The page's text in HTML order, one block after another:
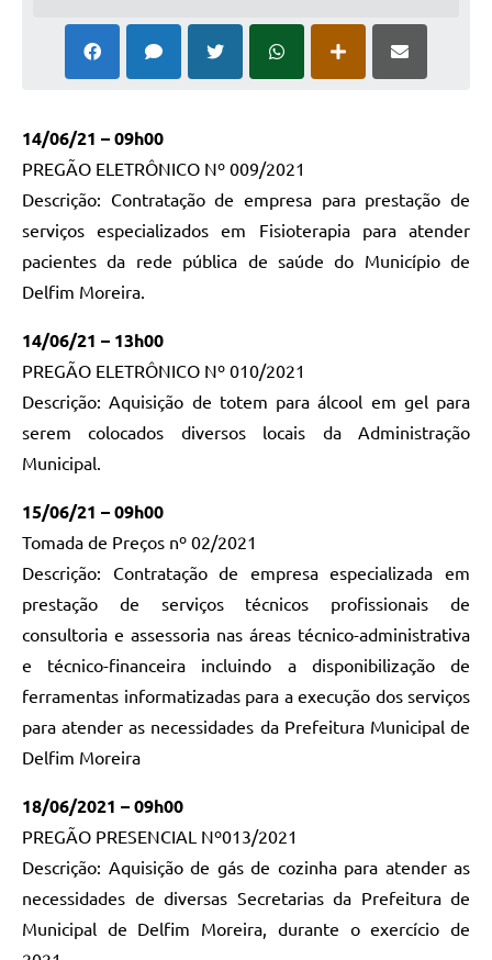
Conheça Delfim Moreira
JORNADA DO PATRIMÔNIO
Requerimento
Contratos
14/06/21 – 09h00
PREGÃO ELETRÔNICO Nº 009/2021
Descrição: Contratação de empresa para prestação de
serviços especializados em Fisioterapia para atender
pacientes da rede pública de saúde do Município de
Delfim Moreira.
14/06/21 – 13h00
PREGÃO ELETRÔNICO Nº 010/2021
Descrição: Aquisição de totem para álcool em gel para
serem colocados diversos locais da Administração
Municipal.
15/06/21 – 09h00
Tomada de Preços nº 02/2021
Descrição: Contratação de empresa especializada em
prestação de serviços técnicos profissionais de
consultoria e assessoria nas áreas técnico-administrativa
e técnico-financeira incluindo a disponibilização de
ferramentas informatizadas para a execução dos serviços
para atender as necessidades da Prefeitura Municipal de
Delfim Moreira
18/06/2021 – 09h00
PREGÃO PRESENCIAL Nº013/2021
Descrição: Aquisição de gás de cozinha para atender as
necessidades de diversas Secretarias da Prefeitura de
Municipal de Delfim Moreira, durante o exercício de